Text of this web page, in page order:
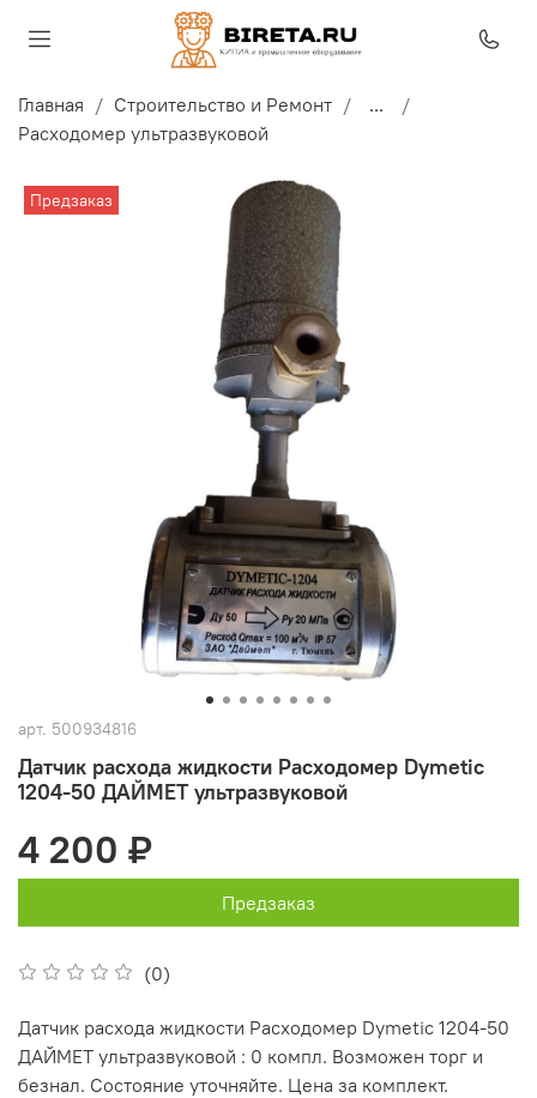
Главная Строительство и Ремонт
...
Расходомер ультразвуковой
Предзаказ
арт. 500934816
Датчик расхода жидкости Расходомер Dymetic
1204-50 ДАЙМЕТ ультразвуковой
(0)
4 200 ₽
Предзаказ
Датчик расхода жидкости Расходомер Dymetic 1204-50
ДАЙМЕТ ультразвуковой : 0 компл. Возможен торг и
безнал. Состояние уточняйте. Цена за комплект.